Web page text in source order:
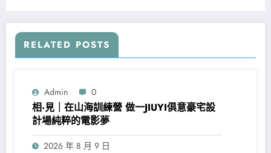
RELATED POSTS
Admin 0
相·見｜在山海訓練營 做一JIUYI俱意豪宅設
計場純粹的電影夢
2026 年 8 月 9 日